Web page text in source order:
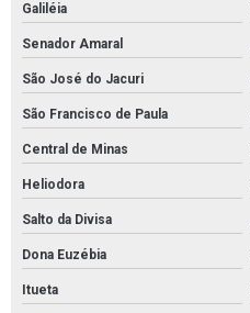
Galiléia
Senador Amaral
São José do Jacuri
São Francisco de Paula
Central de Minas
Heliodora
Salto da Divisa
Dona Euzébia
Itueta